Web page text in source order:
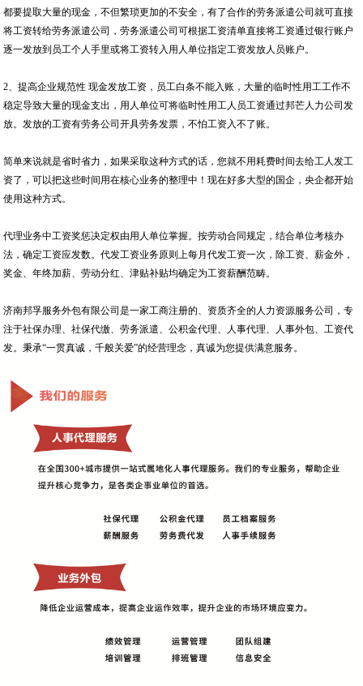
都要提取大量的现金，不但繁琐更加的不安全，有了合作的劳务派遣公司就可直接
将工资转给劳务派遣公司，劳务派遣公司可根据工资清单直接将工资通过银行账户
逐一发放到员工个人手里或将工资转入用人单位指定工资发放人员账户。
2、提高企业规范性 现金发放工资，员工白条不能入账，大量的临时性用工工作不
稳定导致大量的现金支出，用人单位可将临时性用工人员工资通过邦芒人力公司发
放。发放的工资有劳务公司开具劳务发票，不怕工资入不了账。
简单来说就是省时省力，如果采取这种方式的话，您就不用耗费时间去给工人发工
资了，可以把这些时间用在核心业务的整理中！现在好多大型的国企，央企都开始
使用这种方式。
代理业务中工资奖惩决定权由用人单位掌握。按劳动合同规定，结合单位考核办
法，确定工资应发数。代发工资业务原则上每月代发工资一次，除工资、薪金外，
奖金、年终加薪、劳动分红、津贴补贴均确定为工资薪酬范畴。
济南邦孚服务外包有限公司是一家工商注册的、资质齐全的人力资源服务公司，专
注于社保办理、社保代缴、劳务派遣、公积金代理、人事代理、人事外包、工资代
发。秉承“一贯真诚，千般关爱”的经营理念，真诚为您提供满意服务。